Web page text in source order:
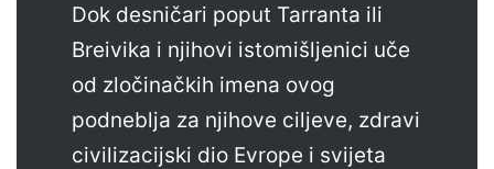
Dok desničari poput Tarranta ili
Breivika i njihovi istomišljenici uče
od zločinačkih imena ovog
podneblja za njihove ciljeve, zdravi
civilizacijski dio Evrope i svijeta